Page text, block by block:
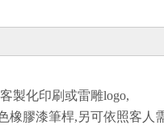
製化印刷或雷雕logo,
橡膠漆筆桿,另可依照客人